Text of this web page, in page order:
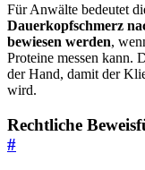
Für Anwälte bedeutet
Dauerkopfschmerz
bewiesen werden,
Proteine messen kann.
der Hand, damit der
wird.
Rechtliche
#